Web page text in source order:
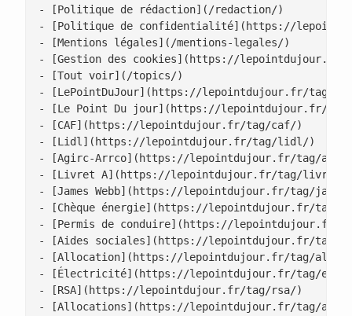
- [Politique de rédaction](/redaction/)
- [Politique de confidentialité](https://
- [Mentions légales](/mentions-legales/)
- [Gestion des cookies](https://lepointdujour.fr/
- [Tout voir](/topics/)
- [LePointDuJour](https://lepointdujour.fr/tag/
- [Le Point Du jour](https://lepointdujour.fr/
- [CAF](https://lepointdujour.fr/tag/caf/)
- [Lidl](https://lepointdujour.fr/tag/lidl/)
- [Agirc-Arrco](https://lepointdujour.fr/tag/
- [Livret A](https://lepointdujour.fr/tag/livret-
- [James Webb](https://lepointdujour.fr/tag/james-
- [Chèque énergie](https://lepointdujour.fr/tag/
- [Permis de conduire](https://lepointdujour.fr/
- [Aides sociales](https://lepointdujour.fr/tag/
- [Allocation](https://lepointdujour.fr/tag/
- [Électricité](https://lepointdujour.fr/tag/
- [RSA](https://lepointdujour.fr/tag/rsa/)
- [Allocations](https://lepointdujour.fr/tag/